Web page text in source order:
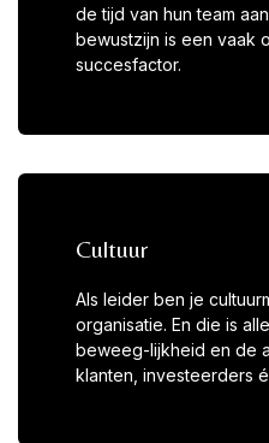
de tijd van hun team
bewustzijn is een vaak
succesfactor.
Cultuur
Als leider ben je
organisatie. En die is
beweeg-lijkheid en de
klanten, investeerders